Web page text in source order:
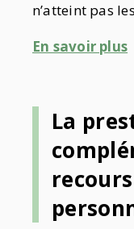
n’atteint pas
En savoir plus
La